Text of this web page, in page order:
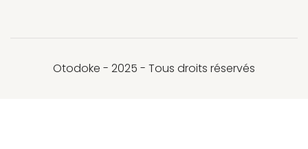
Otodoke - 2025 - Tous droits réservés